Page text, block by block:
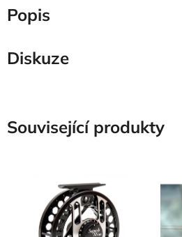
Popis
Diskuze
Související produkty